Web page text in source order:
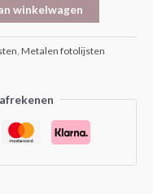
winkelwagen
Metalen fotolijsten